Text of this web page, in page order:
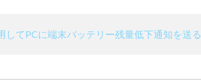
してPCに端末バッテリー残量低下通知を送る